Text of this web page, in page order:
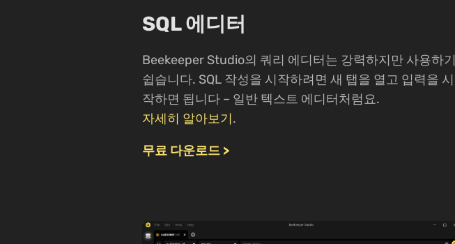
SQL 에디터
Beekeeper Studio의 쿼리 에디터는 강력하지만 사용하기
쉽습니다. SQL 작성을 시작하려면 새 탭을 열고 입력을 시
작하면 됩니다 – 일반 텍스트 에디터처럼요.
자세히 알아보기.
무료 다운로드 >